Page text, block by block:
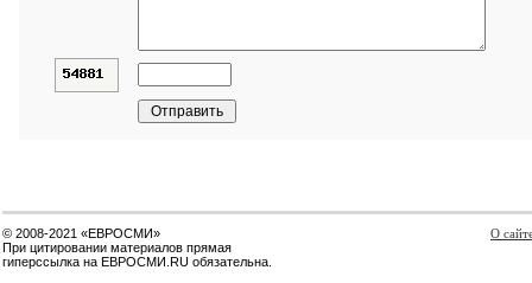
© 2008-2021 «ЕВРОСМИ»
При цитировании материалов прямая
гиперссылка на ЕВРОСМИ.RU обязательна.
О